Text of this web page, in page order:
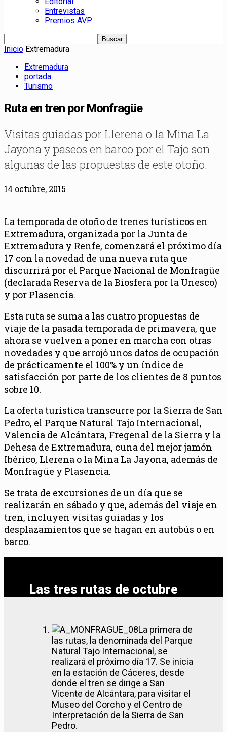
Entrevistas
Premios AVP
Inicio Extremadura
Extremadura
portada
Turismo
Ruta en tren por Monfragüe
Visitas guiadas por Llerena o la Mina La
Jayona y paseos en barco por el Tajo son
algunas de las propuestas de este otoño.
14 octubre, 2015
La temporada de otoño de trenes turísticos en
Extremadura, organizada por la Junta de
Extremadura y Renfe, comenzará el próximo día
17 con la novedad de una nueva ruta que
discurrirá por el Parque Nacional de Monfragüe
(declarada Reserva de la Biosfera por la Unesco)
y por Plasencia.
Esta ruta se suma a las cuatro propuestas de
viaje de la pasada temporada de primavera, que
ahora se vuelven a poner en marcha con otras
novedades y que arrojó unos datos de ocupación
de prácticamente el 100% y un índice de
satisfacción por parte de los clientes de 8 puntos
sobre 10.
La oferta turística transcurre por la Sierra de San
Pedro, el Parque Natural Tajo Internacional,
Valencia de Alcántara, Fregenal de la Sierra y la
Dehesa de Extremadura, cuna del mejor jamón
Ibérico, Llerena o la Mina La Jayona, además de
Monfragüe y Plasencia.
Se trata de excursiones de un día que se
realizarán en sábado y que, además del viaje en
tren, incluyen visitas guiadas y los
desplazamientos que se hagan en autobús o en
barco.
Las tres rutas de octubre
La primera de
las rutas, la denominada del Parque
Natural Tajo Internacional, se
realizará el próximo día 17. Se inicia
en la estación de Cáceres, desde
donde el tren se dirige a San
Vicente de Alcántara, para visitar el
Museo del Corcho y el Centro de
Interpretación de la Sierra de San
Pedro.